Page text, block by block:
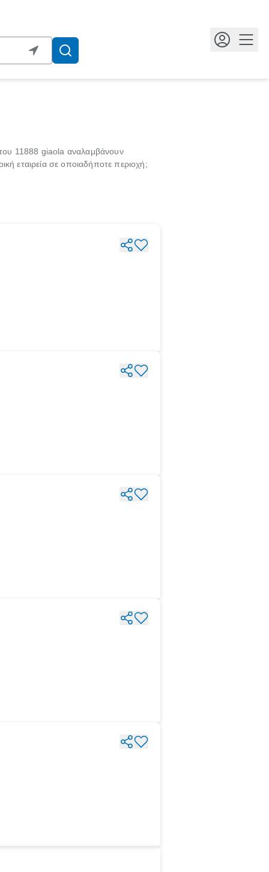
11888 giaola αναλαμβάνουν
εταιρεία σε οποιαδήποτε περιοχή;